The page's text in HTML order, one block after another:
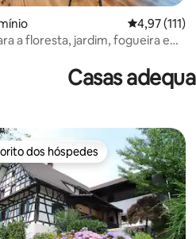
4,94 em 5 estrelas, 367avaliações
4,97 (111)
a floresta, jardim, fogueira e
Casas
dos hóspedes mais apreciados
dos hóspedes